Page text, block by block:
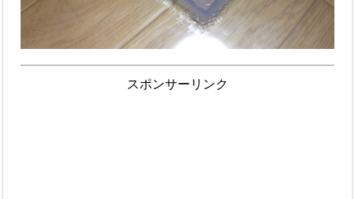
スポンサーリンク